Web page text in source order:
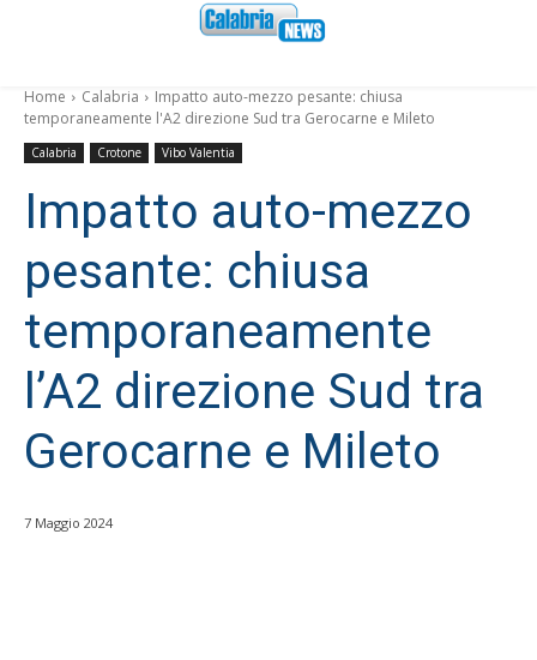
Home Calabria
Impatto auto-mezzo pesante: chiusa
temporaneamente l'A2 direzione Sud tra Gerocarne e Mileto
Calabria Crotone Vibo Valentia
Impatto auto-mezzo
pesante: chiusa
temporaneamente
l’A2 direzione Sud tra
Gerocarne e Mileto
7 Maggio 2024